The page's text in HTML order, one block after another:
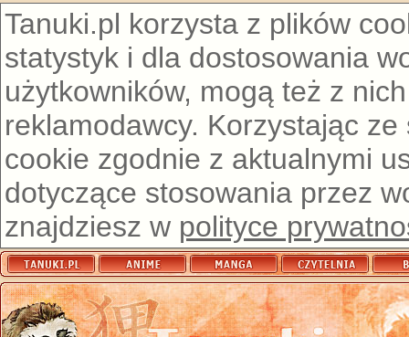
Tanuki.pl korzysta z plików
statystyk i dla dostosowania
użytkowników, mogą też z
reklamodawcy. Korzystając
cookie zgodnie z aktualnymi
dotyczące stosowania przez
znajdziesz w polityce